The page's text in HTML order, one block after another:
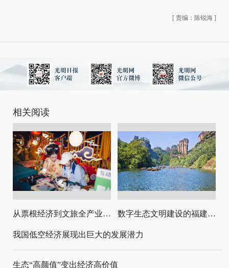
[ 责编：陈锐海 ]
相关阅读
从票根经济到文旅全产业链升级 数字生态文明建设的福建路径与启示
我国低空经济展现出巨大的发展潜力
生态“高颜值”变出经济高价值